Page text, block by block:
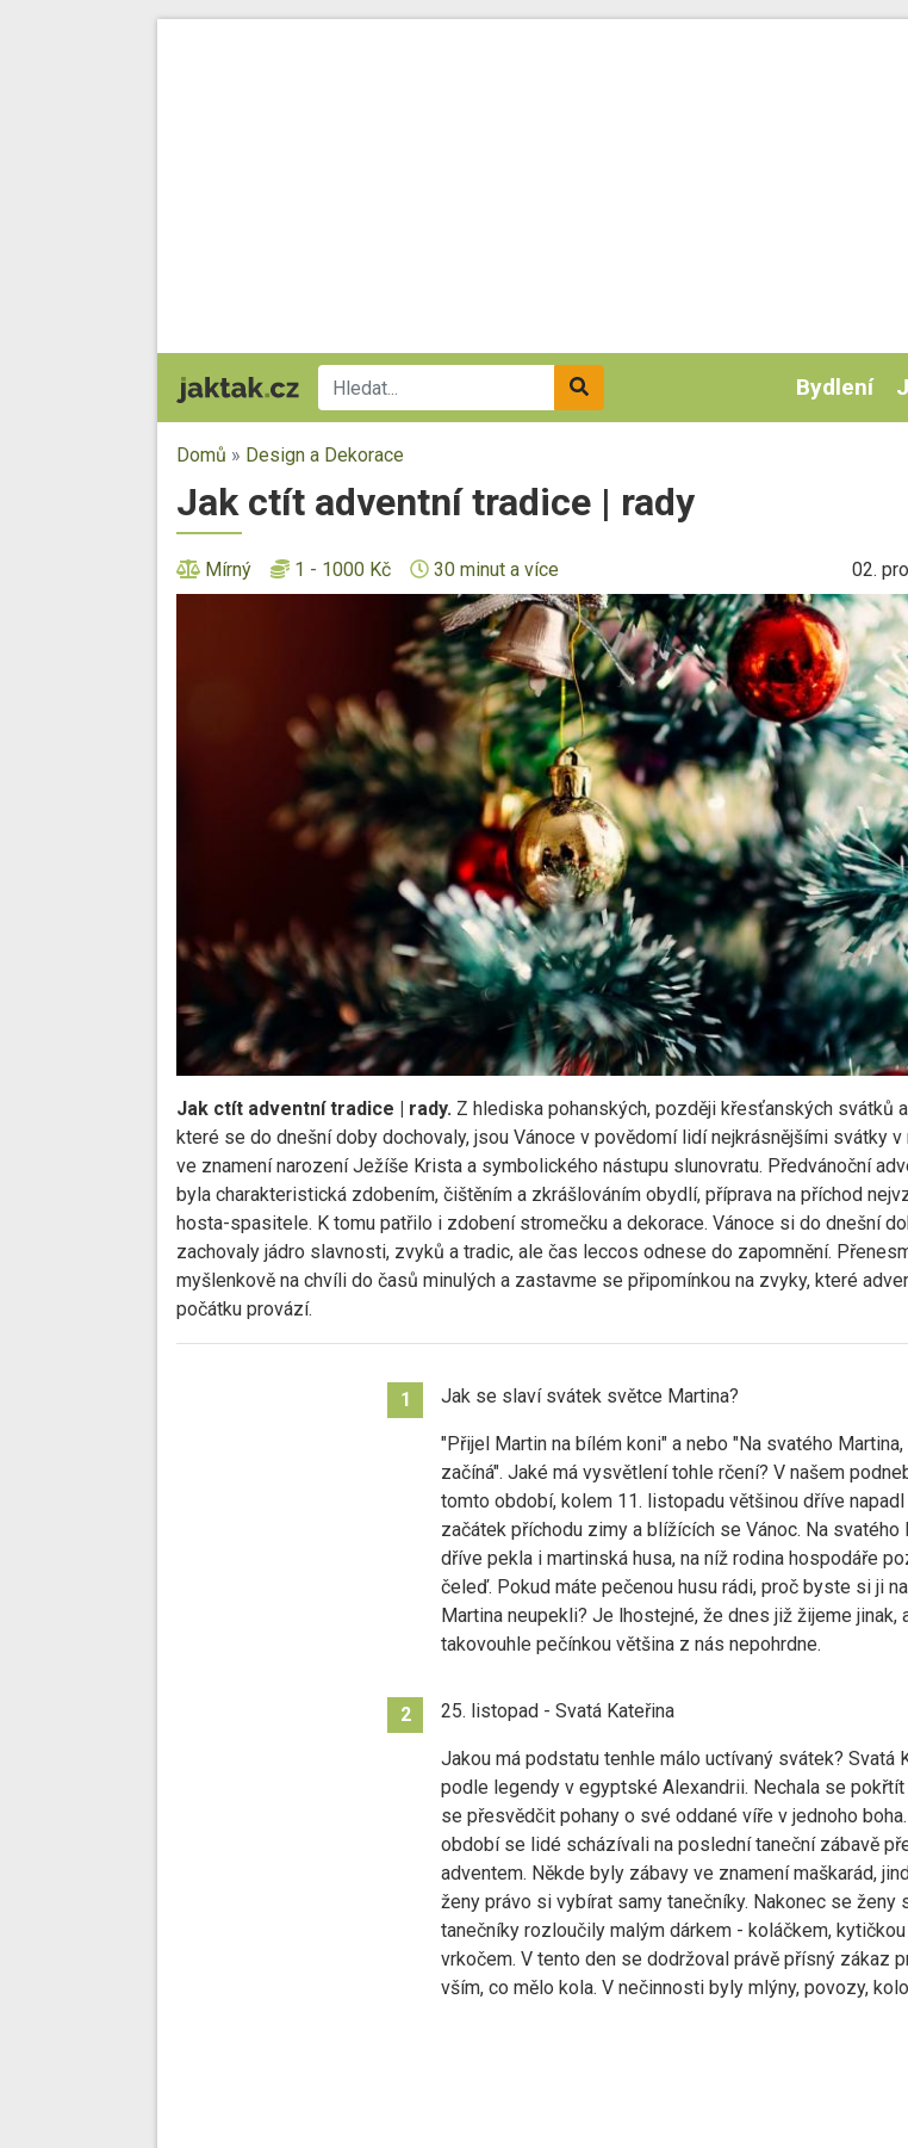
Bydlení
Domů » Design a Dekorace
Jak ctít adventní tradice | rady
Mírný 1 - 1000 Kč 30 minut a více 02.
Jak ctít adventní tradice | rady. Z hlediska pohanských, později křesťanských svátků
které se do dnešní doby dochovaly, jsou Vánoce v povědomí lidí nejkrásnějšími svátky
ve znamení narození Ježíše Krista a symbolického nástupu slunovratu. Předvánoční
byla charakteristická zdobením, čištěním a zkrášlováním obydlí, příprava na příchod
hosta-spasitele. K tomu patřilo i zdobení stromečku a dekorace. Vánoce si do dnešní
zachovaly jádro slavnosti, zvyků a tradic, ale čas leccos odnese do zapomnění.
myšlenkově na chvíli do časů minulých a zastavme se připomínkou na zvyky, které
počátku provází.
1 Jak se slaví svátek světce Martina?
"Přijel Martin na bílém koni" a nebo "Na svatého Martina,
začíná". Jaké má vysvětlení tohle rčení? V našem
tomto období, kolem 11. listopadu většinou dříve napadl
začátek příchodu zimy a blížících se Vánoc. Na svatého
dříve pekla i martinská husa, na níž rodina hospodáře
čeleď. Pokud máte pečenou husu rádi, proč byste si ji
Martina neupekli? Je lhostejné, že dnes již žijeme jinak,
takovouhle pečínkou většina z nás nepohrdne.
2 25. listopad - Svatá Kateřina
Jakou má podstatu tenhle málo uctívaný svátek? Svatá
podle legendy v egyptské Alexandrii. Nechala se pokřtít
se přesvědčit pohany o své oddané víře v jednoho
období se lidé scházívali na poslední taneční zábavě
adventem. Někde byly zábavy ve znamení maškarád,
ženy právo si vybírat samy tanečníky. Nakonec se ženy
tanečníky rozloučily malým dárkem - koláčkem,
vrkočem. V tento den se dodržoval právě přísný zákaz
vším, co mělo kola. V nečinnosti byly mlýny, povozy,